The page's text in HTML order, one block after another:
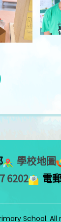
學校地圖
6202 電郵
School. All